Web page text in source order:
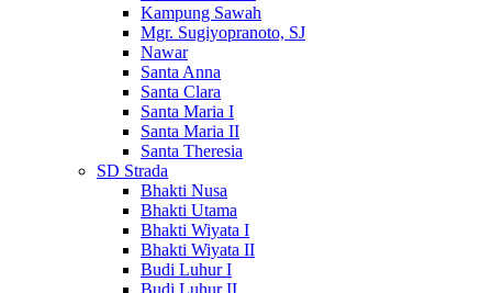
Kampung Sawah
Mgr. Sugiyopranoto, SJ
Nawar
Santa Anna
Santa Clara
Santa Maria I
Santa Maria II
Santa Theresia
SD Strada
Bhakti Nusa
Bhakti Utama
Bhakti Wiyata I
Bhakti Wiyata II
Budi Luhur I
Budi Luhur II